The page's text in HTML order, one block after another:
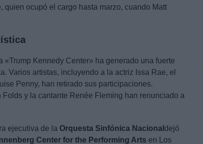
quien ocupó el cargo hasta marzo, cuando Matt
«Trump Kennedy Center» ha generado una fuerte
Varios artistas, incluyendo a la actriz Issa Rae, el
Penny, han retirado sus participaciones.
y la cantante Renée Fleming han renunciado a
ejecutiva de la Orquesta Sinfónica Nacional dejó
Center for the Performing Arts en Los